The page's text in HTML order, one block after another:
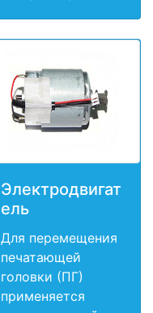
Электродвигат
ель
Для перемещения
печатающей
головки (ПГ)
применяется